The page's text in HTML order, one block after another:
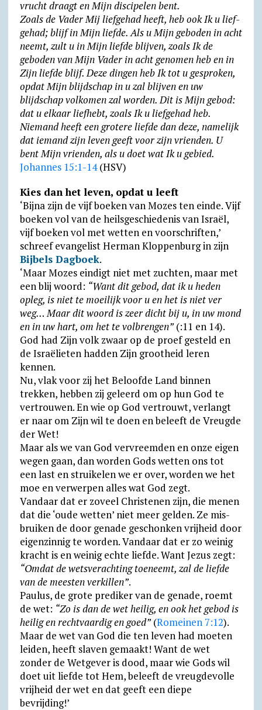
vrucht draagt en Mijn discipelen bent.
Zoals de Vader Mij liefgehad heeft, heb ook Ik u lief­
ge­had; blijf in Mijn liefde. Als u Mijn geboden in acht
neemt, zult u in Mijn liefde blijven, zoals Ik de
geboden van Mijn Vader in acht genomen heb en in
Zijn liefde blijf. Deze dingen heb Ik tot u gesproken,
opdat Mijn blijdschap in u zal blijven en uw
blijdschap volkomen zal worden. Dit is Mijn gebod:
dat u elkaar liefhebt, zoals Ik u liefgehad heb.
Niemand heeft een grotere liefde dan deze, namelijk
dat iemand zijn leven geeft voor zijn vrienden. U
bent Mijn vrienden, als u doet wat Ik u gebied.
Johannes 15:1-14(HSV)
Kies dan het leven, opdat u leeft
‘Bijna zijn de vijf boeken van Mozes ten einde. Vijf
boeken vol van de heils­ge­schie­denis van Israël,
vijf boeken vol met wetten en voor­schrif­ten,’
schreef evan­ge­list Herman Kloppen­burg in zijn
Bijbels Dagboek.
‘Maar Mozes eindigt niet met zuchten, maar met
een blij woord: “Want dit gebod, dat ik u heden
opleg, is niet te moeilijk voor u en het is niet ver
weg… Maar dit woord is zeer dicht bij u, in uw mond
en in uw hart, om het te volbrengen”(:11 en 14).
God had Zijn volk zwaar op de proef gesteld en
de Israëlieten hadden Zijn grootheid leren
kennen.
Nu, vlak voor zij het Beloofde Land binnen
trekken, hebben zij geleerd om op hun God te
ver­trouwen. En wie op God vertrouwt, verlangt
er naar om Zijn wil te doen en beleeft de Vreugde
der Wet!
Maar als we van God vervreemden en onze eigen
wegen gaan, dan worden Gods wetten ons tot
een last en strui­ke­len we er over, worden we het
moe en ver­wer­pen alles wat God zegt.
Vandaar dat er zoveel Christenen zijn, die menen
dat die ‘oude wetten’ niet meer gelden. Ze mis­
brui­ken de door genade geschon­ken vrijheid door
eigen­zin­nig te worden. Vandaar dat er zo weinig
kracht is en weinig echte liefde. Want Jezus zegt:
“Omdat de wets­ver­ach­ting toeneemt, zal de liefde
van de meesten verkillen”.
Paulus, de grote prediker van de genade, roemt
de wet: “Zo is dan de wet heilig, en ook het gebod is
heilig en rechtvaardig en goed”(Romeinen 7:12).
Maar de wet van God die ten leven had moeten
leiden, heeft slaven gemaakt! Want de wet
zonder de Wetgever is dood, maar wie Gods wil
doet uit liefde tot Hem, beleeft de vreugde­volle
vrijheid der wet en dat geeft een diepe
bevrijding!’